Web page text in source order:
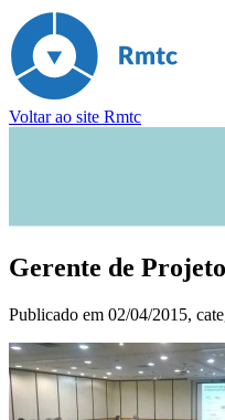
Voltar ao site Rmtc
Gerente de
Publicado em 02/04/2015,